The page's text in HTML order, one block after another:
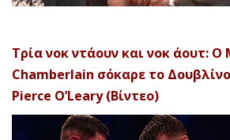
Τρία νοκ ντάουν και νοκ άουτ: Ο
Chamberlain σόκαρε το
Pierce O’Leary (Βίντεο)